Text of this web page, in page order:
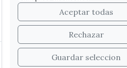
Aceptar todas
Rechazar
Guardar seleccion